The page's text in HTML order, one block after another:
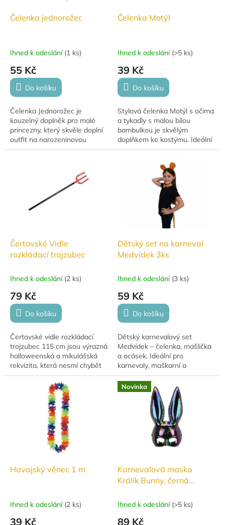
Čelenka jednorožec
Ihned k odeslání (1 ks)
55 Kč
Do košíku
Čelenka Jednorožec je
kouzelný doplněk pro malé
princezny, který skvěle doplní
outfit na narozeninovou
oslavu, karneval nebo
Čelenka Motýl
Ihned k odeslání (>5 ks)
39 Kč
Do košíku
Stylová čelenka Motýl s očima
a tykadly s malou bílou
bambulkou je skvělým
doplňkem ke kostýmu. Ideální
pro hraní doma i venku,
batůžku. Vhodná pro...
Čertovské Vidle
rozkládací trojzubec
Ihned k odeslání (2 ks)
79 Kč
Do košíku
Čertovské vidle rozkládací
trojzubec 115 cm jsou výrazná
halloweenská a mikulášská
rekvizita, která nesmí chybět
žádnému čertovi v kostýmu.
Lehký plastový trojzubec pro
Dětský set na karneval
Medvídek 3ks
Ihned k odeslání (3 ks)
59 Kč
Do košíku
Dětský karnevalový set
Medvídek – čelenka, mašlička
a ocásek. Ideální pro
karnevaly, maškarní a
kostýmové hry.
Havajský věnec 1 m
Ihned k odeslání (2 ks)
39 Kč
Novinka
Karnevalová maska
Králík Bunny, černá
Ihned k odeslání (>5 ks)
89 Kč